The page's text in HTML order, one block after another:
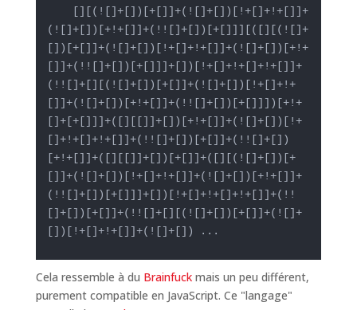
(![]+[])[+!+[]]+(!![]+[])[+[]]][([][(![]+
[])[+[]]+(![]+[])[!+[]+!+[]]+(![]+[])[+!+
[]]+(!![]+[])[+[]]]+[])[!+[]+!+[]+!+[]]+
(!![]+[][(![]+[])[+[]]+(![]+[])[!+[]+!+
[]]+(![]+[])[+!+[]]+(!![]+[])[+[]]])[+!+
[]+[+[]]]+([][[]]+[])[+!+[]]+(![]+[])[!+
[]+!+[]+!+[]]+(!![]+[])[+[]]+(!![]+[])
[+!+[]]+([][[]]+[])[+[]]+([][(![]+[])[+
[]]+(![]+[])[!+[]+!+[]]+(![]+[])[+!+[]]+
(!![]+[])[+[]]]+[])[!+[]+!+[]+!+[]]+(!!
[]+[])[+[]]+(!![]+[][(![]+[])[+[]]+(![]+
[])[!+[]+!+[]]+(![]+[]) ...
Cela ressemble à du Brainfuckmais un peu différent,
purement compatible en JavaScript. Ce "langage"